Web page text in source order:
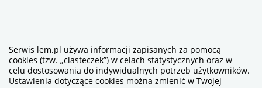
Serwis lem.pl używa informacji zapisanych za pomocą
cookies (tzw. „ciasteczek”) w celach statystycznych oraz w
celu dostosowania do indywidualnych potrzeb użytkowników.
Ustawienia dotyczące cookies można zmienić w Twojej